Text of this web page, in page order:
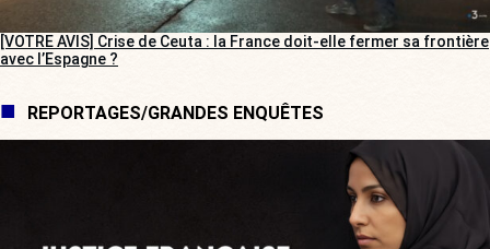
[VOTRE AVIS] Crise de Ceuta : la France doit-elle fermer sa frontière
avec l’Espagne ?
REPORTAGES/GRANDES ENQUÊTES